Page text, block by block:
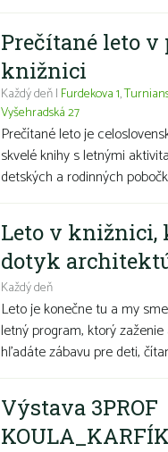
Prečítané leto v
knižnici
Každý deň | Furdekova 1,
Vyšehradská 27
Prečítané leto je
skvelé knihy s letnými
detských a rodinných
Leto v knižnici,
dotyk
Každý deň
Leto je konečne tu a my
letný program, ktorý
hľadáte zábavu pre deti,
Výstava 3PROF